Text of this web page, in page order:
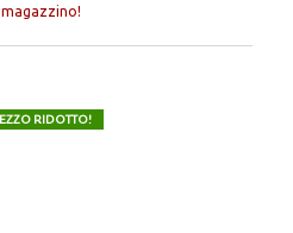
DI MESSINA
RIDOTTO!